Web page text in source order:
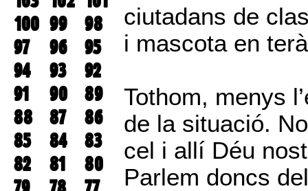
100 99
98
97
96
95
94
93
92
91
90
89
88
87
86
85
84
83
82
81
80
ciutadans de
i mascota en
Tothom, menys
de la situació.
cel i allí Déu
Parlem doncs